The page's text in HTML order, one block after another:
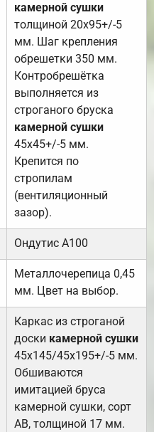
камерной сушки
толщиной 20х95+/-5
мм. Шаг крепления
обрешетки 350 мм.
Контробрешётка
выполняется из
строганого бруска
камерной сушки
45х45+/-5 мм.
Крепится по
стропилам
(вентиляционный
зазор).
Ондутис А100
Металлочерепица 0,45
мм. Цвет на выбор.
Каркас из строганой
доски камерной сушки
45х145/45х195+/-5 мм.
Обшиваются
имитацией бруса
камерной сушки, сорт
АВ, толщиной 17 мм.